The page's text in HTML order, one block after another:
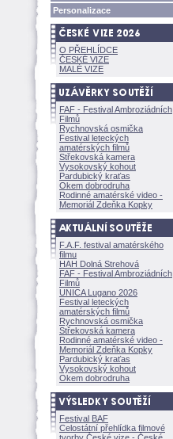
Personalizace
O PŘEHLÍDCE
ČESKÉ VIZE
MALÉ VIZE
FAF - Festival Ambroziádních
Filmů
Rychnovská osmička
Festival leteckých
amatérských filmů
Střekovská kamera
Vysokovský kohout
Pardubický kraťas
Okem dobrodruha
Rodinné amatérské video -
Memoriál Zdeňka Kopky
F.A.F. festival amatérského
filmu
HAH Dolná Strehov
FAF - Festival Ambroziádních
Filmů
UNICA Lugano 2026
Festival leteckých
amatérských filmů
Rychnovská osmička
Střekovská kamera
Rodinné amatérské video -
Memoriál Zdeňka Kopky
Pardubický kraťas
Vysokovský kohout
Okem dobrodruha
Festival BAF
Celostátní přehlídka filmové